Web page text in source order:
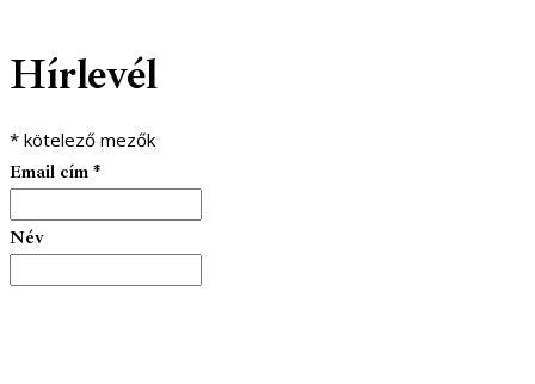
Hírlevél
* kötelező mezők
Email cím *
Név